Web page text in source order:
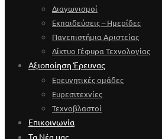
Διαγωνισμοί
Εκπαιδεύσεις – Ημερίδες
Πανεπιστήμια Αριστείας
Δίκτυο Γέφυρα Τεχνολογίας
Αξιοποίηση Έρευνας
Ερευνητικές ομάδες
Ευρεσιτεχνίες
Τεχνοβλαστοί
Επικοινωνία